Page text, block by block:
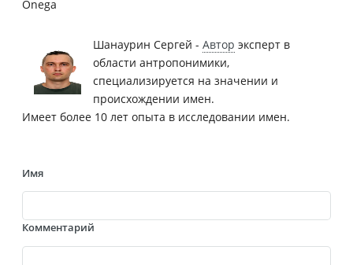
Onega
Шанаурин Сергей - Автор эксперт в
области антропонимики,
специализируется на значении и
происхождении имен.
Имеет более 10 лет опыта в исследовании имен.
Имя
Комментарий